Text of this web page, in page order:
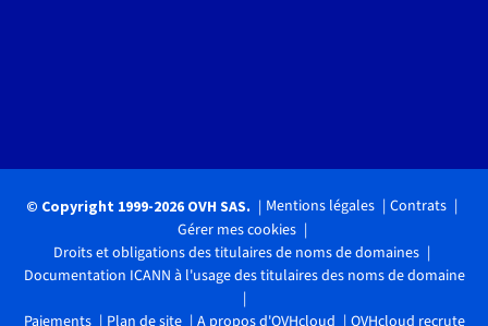
© Copyright 1999-2026 OVH SAS. Mentions légales
Contrats
Gérer mes cookies
Droits et obligations des titulaires de noms de domaines
Documentation ICANN à l'usage des titulaires des noms de domaine
Paiements Plan de site A propos d'OVHcloud OVHcloud recrute